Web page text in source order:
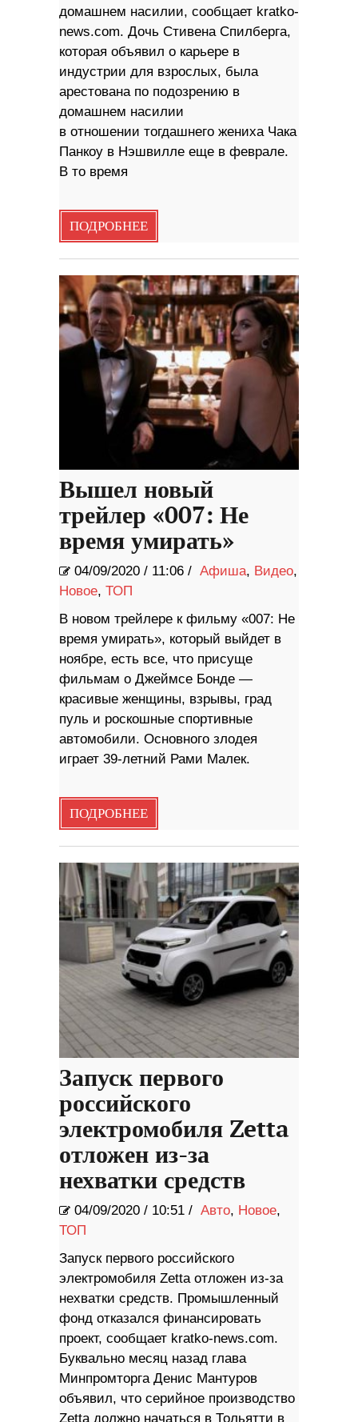
домашнем насилии, сообщает kratko-
news.com. Дочь Стивена Спилберга,
которая объявил о карьере в
индустрии для взрослых, была
арестована по подозрению в
домашнем насилии
в отношении тогдашнего жениха Чака
Панкоу в Нэшвилле еще в феврале.
В то время
ПОДРОБНЕЕ
Вышел новый
трейлер «007: Не
время умирать»
04/09/2020 / 11:06 / Афиша, Видео,
Новое, ТОП
В новом трейлере к фильму «007: Не
время умирать», который выйдет в
ноябре, есть все, что присуще
фильмам о Джеймсе Бонде —
красивые женщины, взрывы, град
пуль и роскошные спортивные
автомобили. Основного злодея
играет 39-летний Рами Малек.
ПОДРОБНЕЕ
Запуск первого
российского
электромобиля Zetta
отложен из-за
нехватки средств
04/09/2020 / 10:51 / Авто, Новое,
ТОП
Запуск первого российского
электромобиля Zetta отложен из-за
нехватки средств. Промышленный
фонд отказался финансировать
проект, сообщает kratko-news.com.
Буквально месяц назад глава
Минпромторга Денис Мантуров
объявил, что серийное производство
Zetta должно начаться в Тольятти в